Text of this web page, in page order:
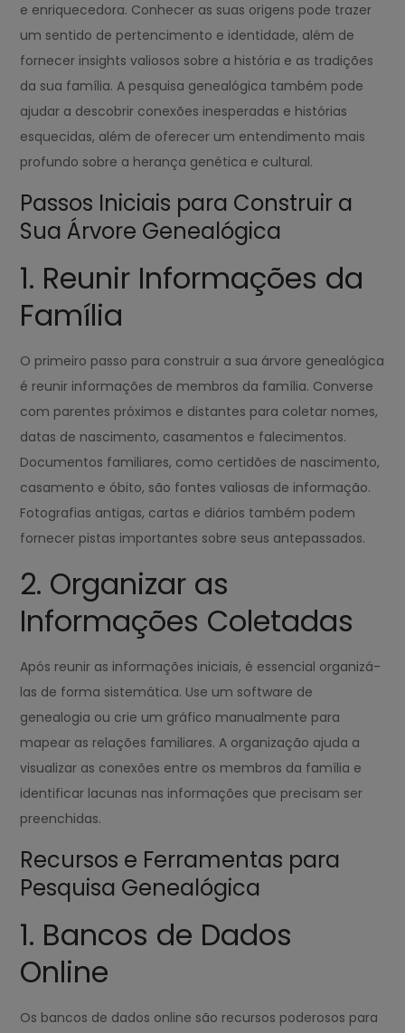
e enriquecedora. Conhecer as suas origens pode trazer
um sentido de pertencimento e identidade, além de
fornecer insights valiosos sobre a história e as tradições
da sua família. A pesquisa genealógica também pode
ajudar a descobrir conexões inesperadas e histórias
esquecidas, além de oferecer um entendimento mais
profundo sobre a herança genética e cultural.
Passos Iniciais para Construir a
Sua Árvore Genealógica
1. Reunir Informações da
Família
O primeiro passo para construir a sua árvore genealógica
é reunir informações de membros da família. Converse
com parentes próximos e distantes para coletar nomes,
datas de nascimento, casamentos e falecimentos.
Documentos familiares, como certidões de nascimento,
casamento e óbito, são fontes valiosas de informação.
Fotografias antigas, cartas e diários também podem
fornecer pistas importantes sobre seus antepassados.
2. Organizar as
Informações Coletadas
Após reunir as informações iniciais, é essencial organizá-
las de forma sistemática. Use um software de
genealogia ou crie um gráfico manualmente para
mapear as relações familiares. A organização ajuda a
visualizar as conexões entre os membros da família e
identificar lacunas nas informações que precisam ser
preenchidas.
Recursos e Ferramentas para
Pesquisa Genealógica
1. Bancos de Dados
Online
Os bancos de dados online são recursos poderosos para